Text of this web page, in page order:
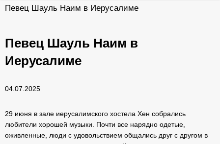
Певец Шауль Наим в Иерусалиме
Певец Шауль Наим в
Иерусалиме
04.07.2025
29 июня в зале иерусалимского хостела Хен собрались
любители хорошей музыки. Почти все нарядно одетые,
оживленные, люди с удовольствием общались друг с другом в